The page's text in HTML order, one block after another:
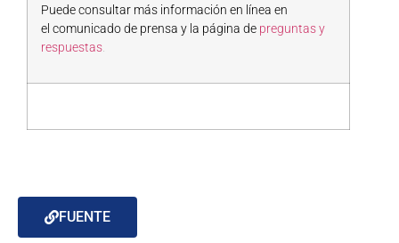
Puede consultar más información en línea en
el comunicado de prensa y la página de preguntas y
respuestas.
FUENTE